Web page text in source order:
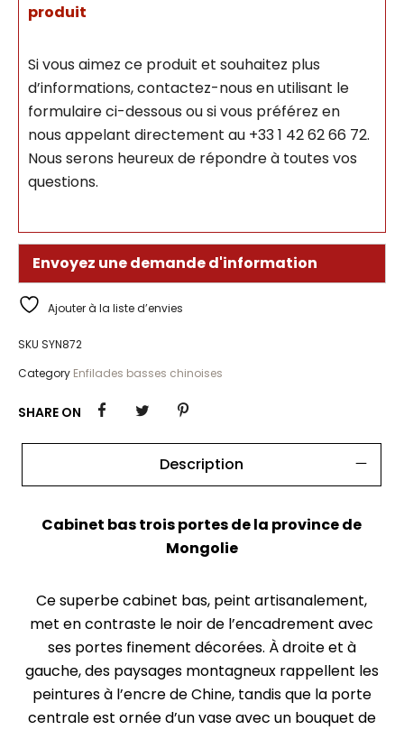
produit
Si vous aimez ce produit et souhaitez plus
d’informations, contactez-nous en utilisant le
formulaire ci-dessous ou si vous préférez en
nous appelant directement au +33 1 42 62 66 72.
Nous serons heureux de répondre à toutes vos
questions.
Envoyez une demande d'information
Ajouter à la liste d’envies
SKU SYN872
Category Enfilades basses chinoises
SHARE ON
Description
Cabinet bas trois portes de la province de
Mongolie
Ce superbe cabinet bas, peint artisanalement,
met en contraste le noir de l’encadrement avec
ses portes finement décorées. À droite et à
gauche, des paysages montagneux rappellent les
peintures à l’encre de Chine, tandis que la porte
centrale est ornée d’un vase avec un bouquet de